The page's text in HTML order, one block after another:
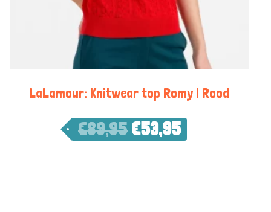
LaLamour: Knitwear top Romy | Rood
€89,95 €53,95